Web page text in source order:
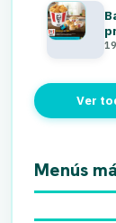
Ver
Menús